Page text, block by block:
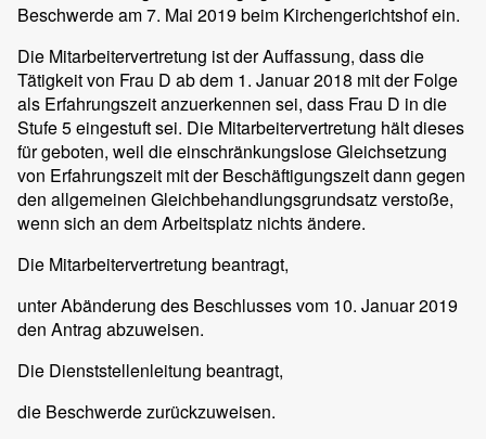
Beschwerde am 7. Mai 2019 beim Kirchengerichtshof ein.
Die Mitarbeitervertretung ist der Auffassung, dass die
Tätigkeit von Frau D ab dem 1. Januar 2018 mit der Folge
als Erfahrungszeit anzuerkennen sei, dass Frau D in die
Stufe 5 eingestuft sei. Die Mitarbeitervertretung hält dieses
für geboten, weil die einschränkungslose Gleichsetzung
von Erfahrungszeit mit der Beschäftigungszeit dann gegen
den allgemeinen Gleichbehandlungsgrundsatz verstoße,
wenn sich an dem Arbeitsplatz nichts ändere.
Die Mitarbeitervertretung beantragt,
unter Abänderung des Beschlusses vom 10. Januar 2019
den Antrag abzuweisen.
Die Dienststellenleitung beantragt,
die Beschwerde zurückzuweisen.